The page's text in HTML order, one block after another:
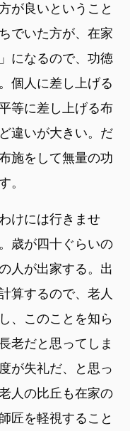
が良いということ
でいた方が、在家
になるので、功徳
個人に差し上げる
等に差し上げる布
違いが大きい。だ
施をして無量の功
。
けには行きませ
歳が四十ぐらいの
人が出家する。出
算するので、老人
、このことを知ら
老だと思ってしま
が失礼だ、と思っ
人の比丘も在家の
匠を軽視すること